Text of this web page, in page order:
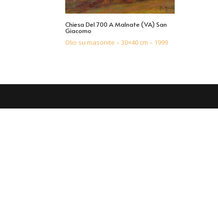
Chiesa Del 700 A Malnate (VA) San
Giacomo
Olio su masonite – 30×40 cm – 1999